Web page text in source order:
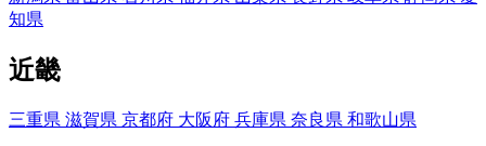
知県
近畿
三重県 滋賀県 京都府 大阪府 兵庫県 奈良県 和歌山県